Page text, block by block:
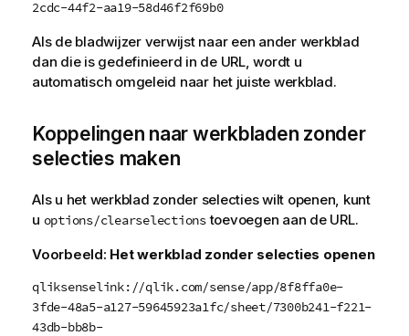
2cdc-44f2-aa19-58d46f2f69b0
Als de bladwijzer verwijst naar een ander werkblad
dan die is gedefinieerd in de URL, wordt u
automatisch omgeleid naar het juiste werkblad.
Koppelingen naar werkbladen zonder
selecties maken
Als u het werkblad zonder selecties wilt openen, kunt
u options/clearselectionstoevoegen aan de URL.
Voorbeeld: Het werkblad zonder selecties openen
qliksenselink://qlik.com/sense/app/8f8ffa0e-
3fde-48a5-a127-59645923a1fc/sheet/7300b241-f221-
43db-bb8b-